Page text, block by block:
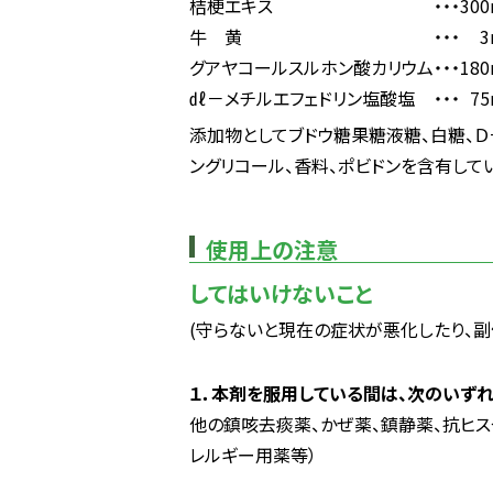
桔梗エキス
・・・
牛 黄
・・・
グアヤコールスルホン酸カリウム・・・
㎗－メチルエフェドリン塩酸塩
・・・
添加物としてブドウ糖果糖液糖、白糖、
ングリコール、香料、ポビドンを含有して
使用上の注意
してはいけないこと
(守らないと現在の症状が悪化したり、副
１．本剤を服用している間は、次のい
他の鎮咳去痰薬、かぜ薬、鎮静薬、抗ヒ
レルギー用薬等）